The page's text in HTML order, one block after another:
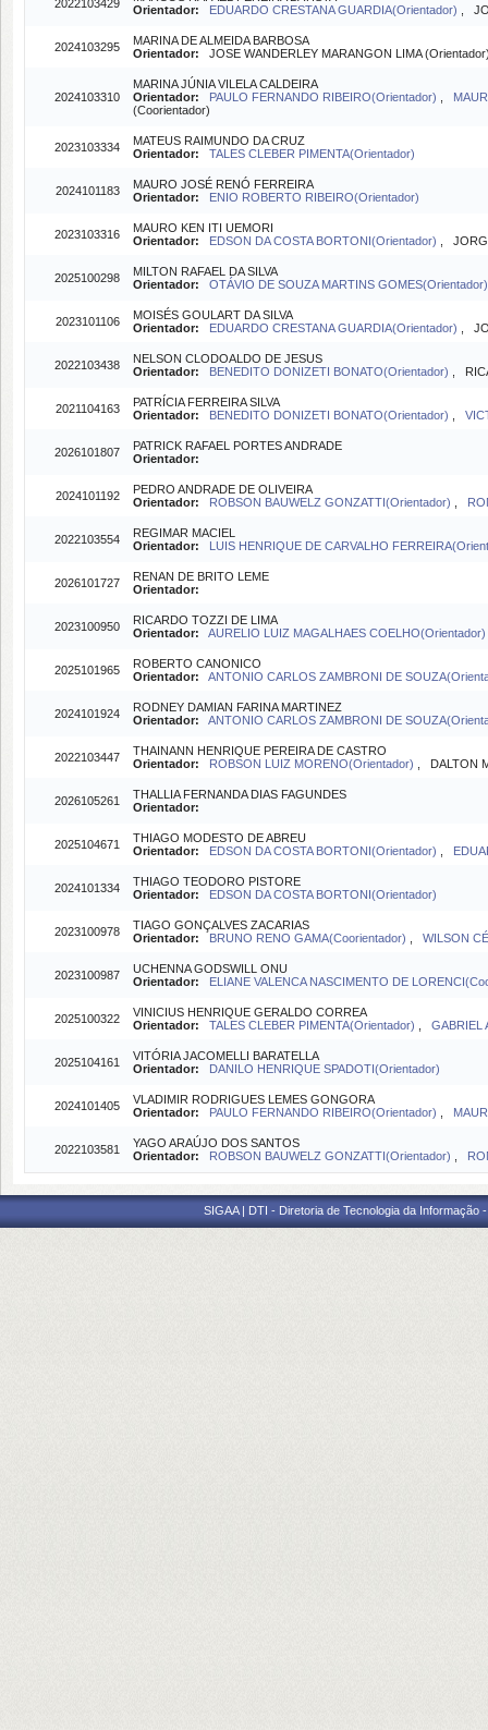
2022103429
Orientador:
EDUARDO CRESTANA GUARDIA(Orientador) ,
2024103295
MARINA DE ALMEIDA BARBOSA
Orientador: JOSE WANDERLEY MARANGON LIMA
2024103310
MARINA JÚNIA VILELA CALDEIRA
Orientador:
PAULO FERNANDO RIBEIRO(Orientador)
(Coorientador)
2023103334
MATEUS RAIMUNDO DA CRUZ
Orientador:
TALES CLEBER PIMENTA(Orientador)
2024101183
MAURO JOSÉ RENÓ FERREIRA
Orientador:
ENIO ROBERTO RIBEIRO(Orientador)
2023103316
MAURO KEN ITI UEMORI
Orientador:
EDSON DA COSTA BORTONI(Orientador) ,
2025100298
MILTON RAFAEL DA SILVA
Orientador:
OTÁVIO DE SOUZA MARTINS GOMES(Orientador)
2023101106
MOISÉS GOULART DA SILVA
Orientador:
EDUARDO CRESTANA GUARDIA(Orientador) ,
2022103438
NELSON CLODOALDO DE JESUS
Orientador:
BENEDITO DONIZETI BONATO(Orientador) ,
2021104163
PATRÍCIA FERREIRA SILVA
Orientador:
BENEDITO DONIZETI BONATO(Orientador)
2026101807
PATRICK RAFAEL PORTES ANDRADE
Orientador:
2024101192
PEDRO ANDRADE DE OLIVEIRA
Orientador:
ROBSON BAUWELZ GONZATTI(Orientador)
2022103554
REGIMAR MACIEL
Orientador:
LUIS HENRIQUE DE CARVALHO
2026101727
RENAN DE BRITO LEME
Orientador:
2023100950
RICARDO TOZZI DE LIMA
Orientador:
AURELIO LUIZ MAGALHAES COELHO(Orientador)
2025101965
ROBERTO CANONICO
Orientador:
ANTONIO CARLOS ZAMBRONI DE
2024101924
RODNEY DAMIAN FARINA MARTINEZ
Orientador:
ANTONIO CARLOS ZAMBRONI DE
2022103447
THAINANN HENRIQUE PEREIRA DE CASTRO
Orientador:
ROBSON LUIZ MORENO(Orientador) , DALTON
2026105261
THALLIA FERNANDA DIAS FAGUNDES
Orientador:
2025104671
THIAGO MODESTO DE ABREU
Orientador:
EDSON DA COSTA BORTONI(Orientador)
2024101334
THIAGO TEODORO PISTORE
Orientador:
EDSON DA COSTA BORTONI(Orientador)
2023100978
TIAGO GONÇALVES ZACARIAS
Orientador:
BRUNO RENO GAMA(Coorientador) WILSON
2023100987
UCHENNA GODSWILL ONU
Orientador:
ELIANE VALENCA NASCIMENTO DE
2025100322
VINICIUS HENRIQUE GERALDO CORREA
Orientador:
TALES CLEBER PIMENTA(Orientador) GABRIEL
2025104161
VITÓRIA JACOMELLI BARATELLA
Orientador:
DANILO HENRIQUE SPADOTI(Orientador)
2024101405
VLADIMIR RODRIGUES LEMES GONGORA
Orientador:
PAULO FERNANDO RIBEIRO(Orientador)
2022103581
YAGO ARAÚJO DOS SANTOS
Orientador:
ROBSON BAUWELZ GONZATTI(Orientador)
SIGAA | DTI - Diretoria de Tecnologia da